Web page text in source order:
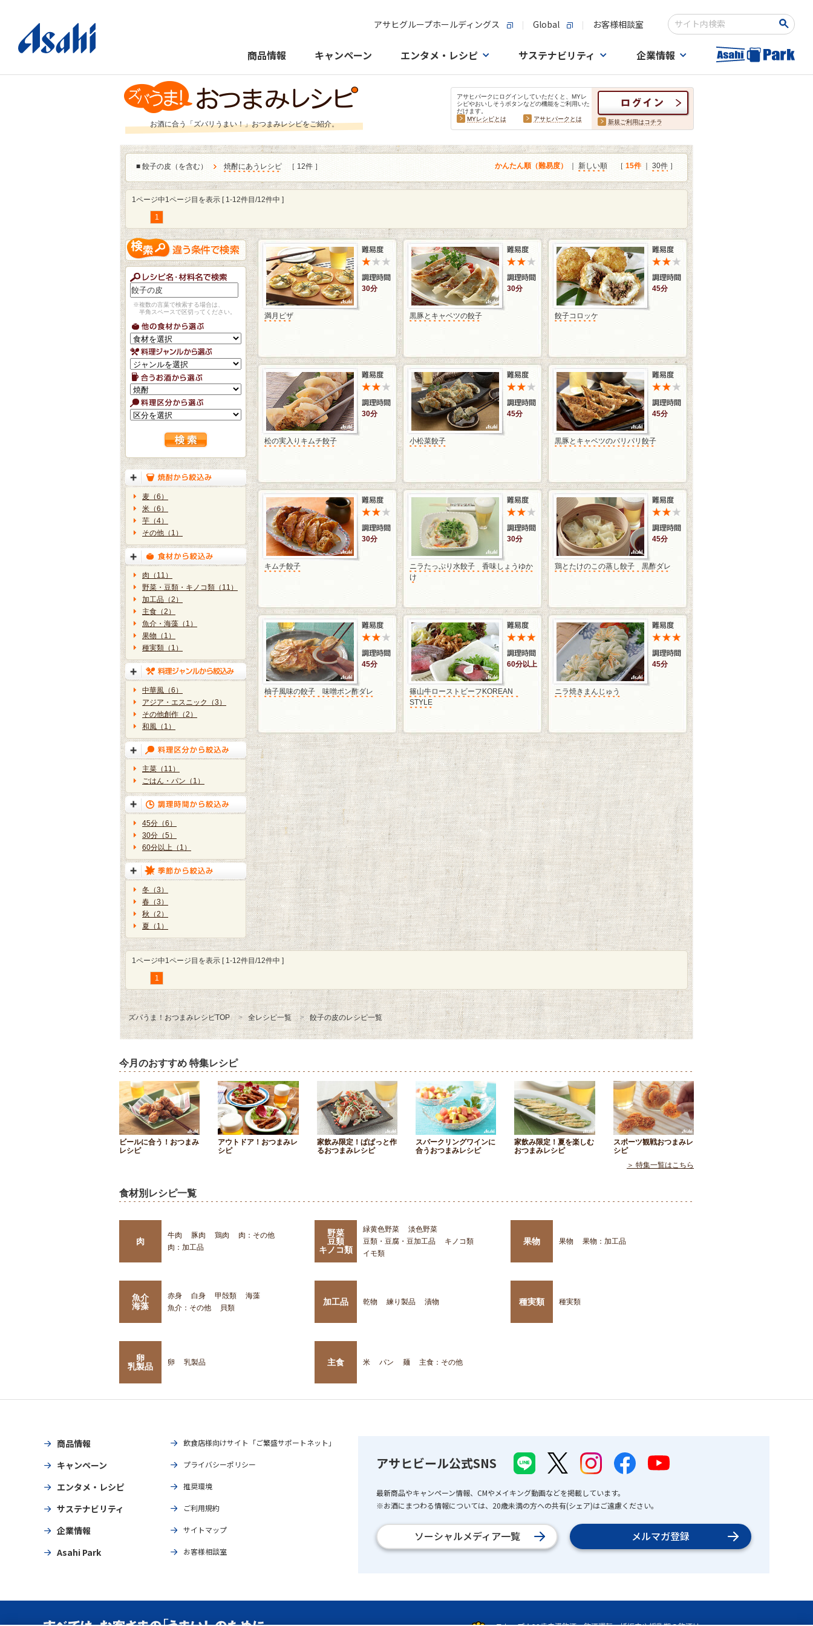
アサヒグループホールディングス Global お客様相談室
検索キーワード入力
商品情報 キャンペーン エンタメ・レシピ サステナビリティ 企業情報
お酒に合う「ズバリうまい！」おつまみレシピをご紹介。
アサヒパークにログインしていただくと、MYレ
シピやおいしそうボタンなどの機能をご利用いた
だけます。
MYレシピとは
アサヒパークとは 新規ご利用はコチラ
■ 餃子の皮（を含む） 焼酎にあうレシピ ［ 12件 ］ かんたん順（難易度） 新しい順 ［ 15件｜ 30件 ］
1ページ中1ページ目を表示 [ 1-12件目/12件中 ]
1
※複数の言葉で検索する場合は、
半角スペースで区切ってください。
麦（6）
米（6）
芋（4）
その他（1）
肉（11）
野菜・豆類・キノコ類（11）
加工品（2）
主食（2）
魚介・海藻（1）
果物（1）
種実類（1）
中華風（6）
アジア・エスニック（3）
その他創作（2）
和風（1）
主菜（11）
ごはん・パン（1）
45分（6）
30分（5）
60分以上（1）
冬（3）
春（3）
秋（2）
夏（1）
30分
満月ピザ
30分
黒豚とキャベツの餃子
45分
餃子コロッケ
30分
松の実入りキムチ餃子
45分
小松菜餃子
45分
黒豚とキャベツのパリパリ餃子
30分
キムチ餃子
30分
ニラたっぷり水餃子 香味しょうゆか
け
45分
鶏とたけのこの蒸し餃子 黒酢ダレ
45分
柚子風味の餃子 味噌ポン酢ダレ
60分以上
篠山牛ローストビーフKOREAN
STYLE
45分
ニラ焼きまんじゅう
1ページ中1ページ目を表示 [ 1-12件目/12件中 ]
1
ズバうま！おつまみレシピTOP 全レシピ一覧 餃子の皮のレシピ一覧
今月のおすすめ 特集レシピ
ビールに合う！おつまみ
レシピ
アウトドア！おつまみレ
シピ
家飲み限定！ぱぱっと作
るおつまみレシピ
スパークリングワインに
合うおつまみレシピ
家飲み限定！夏を楽しむ
おつまみレシピ
スポーツ観戦おつまみレ
シピ
＞ 特集一覧はこちら
食材別レシピ一覧
肉
牛肉 豚肉 鶏肉
肉：その他
肉：加工品
野菜
豆類
キノコ類
緑黄色野菜
淡色野菜
豆類・豆腐・豆加工品
キノコ類
イモ類
果物 果物 果物：加工品
魚介
海藻
赤身 白身 甲殻類
海藻
魚介：その他
貝類
加工品 乾物 練り製品 漬物 種実類 種実類
卵
乳製品
卵 乳製品 主食 米 パン 麺 主食：その他
商品情報
キャンペーン
エンタメ・レシピ
サステナビリティ
企業情報
Asahi Park
飲食店様向けサイト「ご繁盛サポートネット」
プライバシーポリシー
推奨環境
ご利用規約
サイトマップ
お客様相談室
アサヒビール公式SNS
最新商品やキャンペーン情報、CMやメイキング動画などを掲載しています。
※お酒にまつわる情報については、20歳未満の方への共有(シェア)はご遠慮ください。
ソーシャルメディア一覧 メルマガ登録